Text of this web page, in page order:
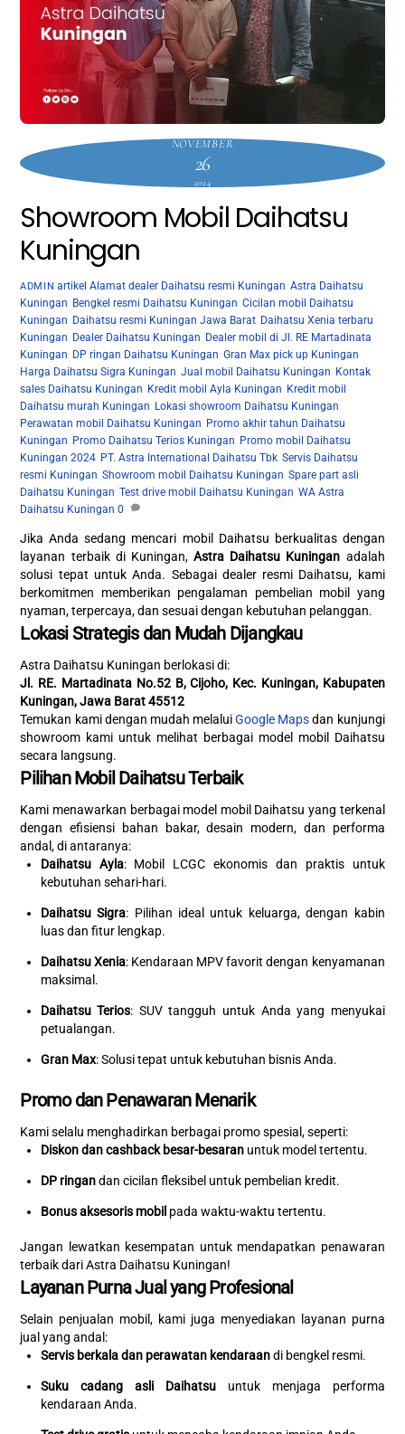
NOVEMBER
26
2024
Showroom Mobil Daihatsu
Kuningan
ADMIN artikel Alamat dealer Daihatsu resmi Kuningan ,Astra Daihatsu
Kuningan Bengkel resmi Daihatsu Kuningan ,Cicilan mobil Daihatsu
Kuningan Daihatsu resmi Kuningan Jawa Barat Daihatsu Xenia terbaru
Kuningan Dealer Daihatsu Kuningan Dealer mobil di Jl. RE Martadinata
Kuningan DP ringan Daihatsu Kuningan ,Gran Max pick up Kuningan
Harga Daihatsu Sigra Kuningan ,Jual mobil Daihatsu Kuningan Kontak
sales Daihatsu Kuningan Kredit mobil Ayla Kuningan Kredit mobil
Daihatsu murah Kuningan Lokasi showroom Daihatsu Kuningan
Perawatan mobil Daihatsu Kuningan Promo akhir tahun Daihatsu
Kuningan Promo Daihatsu Terios Kuningan Promo mobil Daihatsu
Kuningan 2024 PT. Astra International Daihatsu Tbk ,Servis Daihatsu
resmi Kuningan ,Showroom mobil Daihatsu Kuningan ,Spare part asli
Daihatsu Kuningan ,Test drive mobil Daihatsu Kuningan ,WA Astra
Daihatsu Kuningan 0
Jika Anda sedang mencari mobil Daihatsu berkualitas dengan
layanan terbaik di Kuningan,Astra Daihatsu Kuningan adalah
solusi tepat untuk Anda. Sebagai dealer resmi Daihatsu, kami
berkomitmen memberikan pengalaman pembelian mobil yang
nyaman, terpercaya, dan sesuai dengan kebutuhan pelanggan.
Lokasi Strategis dan Mudah Dijangkau
Astra Daihatsu Kuningan berlokasi di:
Jl. RE. Martadinata No.52 B, Cijoho, Kec. Kuningan, Kabupaten
Kuningan, Jawa Barat 45512
Temukan kami dengan mudah melaluiGoogle Mapsdan kunjungi
showroom kami untuk melihat berbagai model mobil Daihatsu
secara langsung.
Pilihan Mobil Daihatsu Terbaik
Kami menawarkan berbagai model mobil Daihatsu yang terkenal
dengan efisiensi bahan bakar, desain modern, dan performa
andal, di antaranya:
Daihatsu Ayla: Mobil LCGC ekonomis dan praktis untuk
kebutuhan sehari-hari.
Daihatsu Sigra: Pilihan ideal untuk keluarga, dengan kabin
luas dan fitur lengkap.
Daihatsu Xenia: Kendaraan MPV favorit dengan kenyamanan
maksimal.
Daihatsu Terios: SUV tangguh untuk Anda yang menyukai
petualangan.
Gran Max: Solusi tepat untuk kebutuhan bisnis Anda.
Promo dan Penawaran Menarik
Kami selalu menghadirkan berbagai promo spesial, seperti:
Diskon dan cashback besar-besaranuntuk model tertentu.
DP ringandan cicilan fleksibel untuk pembelian kredit.
Bonus aksesoris mobilpada waktu-waktu tertentu.
Jangan lewatkan kesempatan untuk mendapatkan penawaran
terbaik dari Astra Daihatsu Kuningan!
Layanan Purna Jual yang Profesional
Selain penjualan mobil, kami juga menyediakan layanan purna
jual yang andal:
Servis berkala dan perawatan kendaraandi bengkel resmi.
Suku cadang asli Daihatsuuntuk menjaga performa
kendaraan Anda.